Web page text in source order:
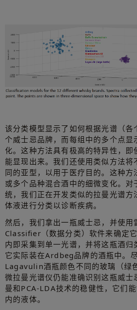
该分类模型显示了如何根据光谱（各
个威士忌品牌，而每组中的多个点显
化。这种方法具有极高的特异性，即
能显现出来。我们还使用类似方法将
同的亚型，以用于医疗目的。这种方
或多个品种混合酒中的细微变化。对
统，我们正在开发类似的拉曼光谱方
体液进行分类以诊断疾病。
然后，我们拿出一瓶威士忌，并使用
Classifier（数据分类）软件来确定
内即采集到单一光谱，并将这瓶酒
它实际装在Ardbeg品牌的酒瓶中。
Lagavulin酒瓶颜色不同的玻璃（绿
微拉曼光谱仪仍能准确识别这瓶威士
曼和PCA-LDA技术的稳健性，它们
内的液体。